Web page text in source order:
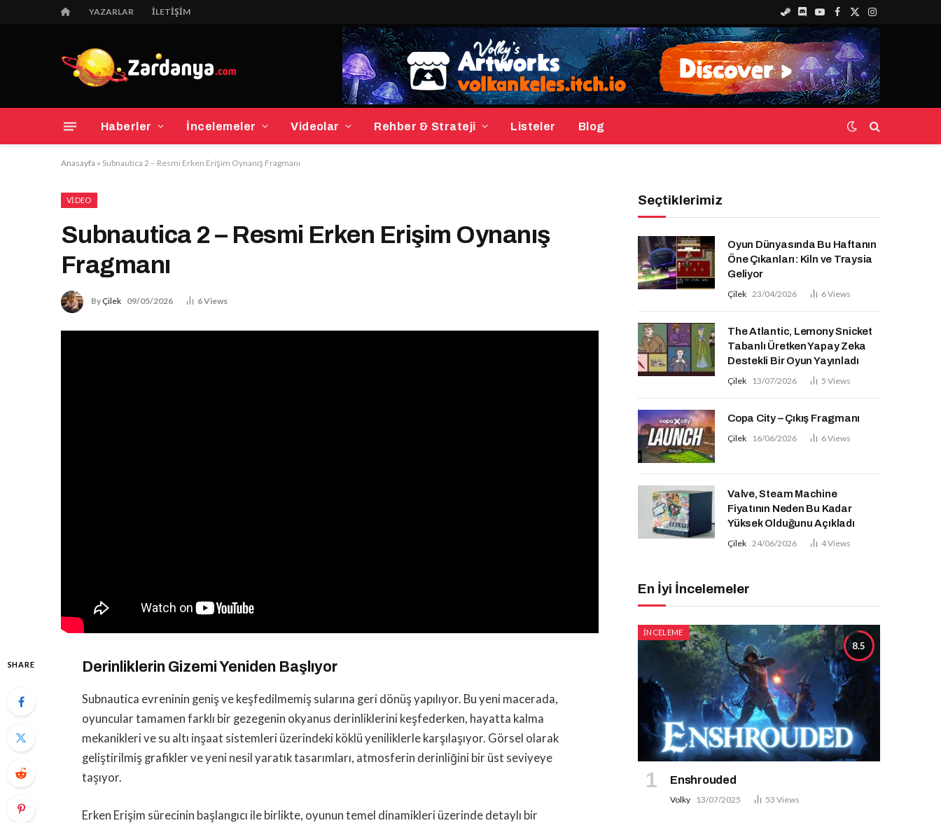
YAZARLAR İLETIŞIM
SteamDiscordYouTube
Facebook
X
(Twitter)
Instagram
Haberler İncelemeler Videolar Rehber & Strateji Listeler Blog
Anasayfa » Subnautica 2 – Resmi Erken Erişim Oynanış Fragmanı
VIDEO
Subnautica 2 – Resmi Erken Erişim Oynanış
Fragmanı
By Çilek 09/05/2026 6Views
SHARE Derinliklerin Gizemi Yeniden Başlıyor
Subnautica evreninin geniş ve keşfedilmemiş sularına geri dönüş yapılıyor. Bu yeni macerada,
oyuncular tamamen farklı bir gezegenin okyanus derinliklerini keşfederken, hayatta kalma
mekanikleri ve su altı inşaat sistemleri üzerindeki köklü yeniliklerle karşılaşıyor. Görsel olarak
geliştirilmiş grafikler ve yeni nesil yaratık tasarımları, atmosferin derinliğini bir üst seviyeye
taşıyor.
Erken Erişim sürecinin başlangıcı ile birlikte, oyunun temel dinamikleri üzerinde detaylı bir
Seçtiklerimiz
Oyun Dünyasında Bu Haftanın
Öne Çıkanları: Kiln ve Traysia
Geliyor
Çilek 23/04/2026 6Views
The Atlantic, Lemony Snicket
Tabanlı Üretken Yapay Zeka
Destekli Bir Oyun Yayınladı
Çilek 13/07/2026 5 Views
Copa City – Çıkış Fragmanı
Çilek 16/06/2026 6Views
Valve, Steam Machine
Fiyatının Neden Bu Kadar
Yüksek Olduğunu Açıkladı
Çilek 24/06/2026 4Views
En İyi İncelemeler
8.5
İNCELEME
Enshrouded
Volky 13/07/2025 53 Views